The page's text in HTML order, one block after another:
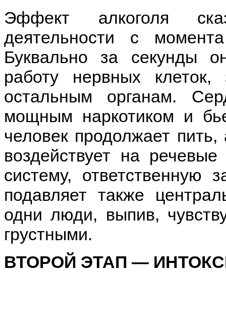
Эффект алкоголя
деятельности с
Буквально за секунды
работу нервных клеток,
остальным органам.
мощным наркотиком и
человек продолжает пить,
воздействует на
систему, ответственную
подавляет также
одни люди, выпив,
грустными.
ВТОРОЙ ЭТАП —